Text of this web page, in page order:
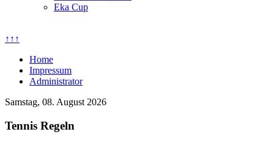
Eka Cup
↑↑↑
Home
Impressum
Administrator
Samstag, 08. August 2026
Tennis Regeln